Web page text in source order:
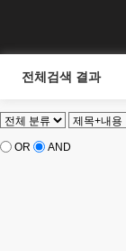
전체검색 결과
OR AND